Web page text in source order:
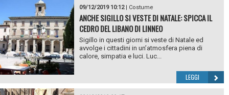
09/12/2019 10:12| Costume
ANCHE SIGILLO SI VESTE DI NATALE: SPICCA IL
CEDRO DEL LIBANO DI LINNEO
Sigillo in questi giorni si veste di Natale ed
avvolge i cittadini in un’atmosfera piena di
calore, simpatia e luci. Luc...
LEGGI